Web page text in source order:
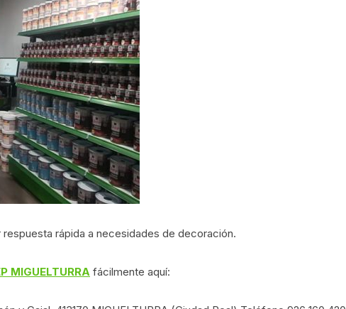
rápida a necesidades de decoración.
MIGUELTURRA fácilmente aquí: